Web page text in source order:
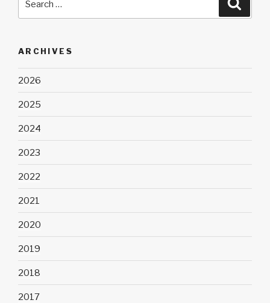
ARCHIVES
2026
2025
2024
2023
2022
2021
2020
2019
2018
2017